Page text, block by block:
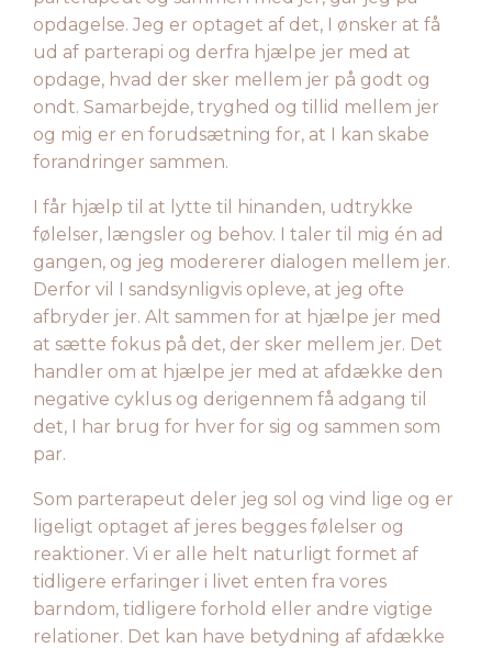
opdagelse. Jeg er optaget af det, I ønsker at få
ud af parterapi og derfra hjælpe jer med at
opdage, hvad der sker mellem jer på godt og
ondt. Samarbejde, tryghed og tillid mellem jer
og mig er en forudsætning for, at I kan skabe
forandringer sammen.
I får hjælp til at lytte til hinanden, udtrykke
følelser, længsler og behov. I taler til mig én ad
gangen, og jeg modererer dialogen mellem jer.
Derfor vil I sandsynligvis opleve, at jeg ofte
afbryder jer. Alt sammen for at hjælpe jer med
at sætte fokus på det, der sker mellem jer. Det
handler om at hjælpe jer med at afdække den
negative cyklus og derigennem få adgang til
det, I har brug for hver for sig og sammen som
par.
Som parterapeut deler jeg sol og vind lige og er
ligeligt optaget af jeres begges følelser og
reaktioner. Vi er alle helt naturligt formet af
tidligere erfaringer i livet enten fra vores
barndom, tidligere forhold eller andre vigtige
relationer. Det kan have betydning af afdække